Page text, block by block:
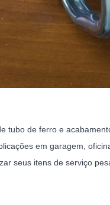
tubo de ferro e
em garagem,
seus itens de serviço